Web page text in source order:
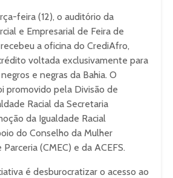
feira (12), o auditório da
e Empresarial de Feira de
a oficina do CrediAfro,
voltada exclusivamente para
e negras da Bahia. O
promovido pela Divisão de
Racial da Secretaria
da Igualdade Racial
do Conselho da Mulher
(CMEC) e da ACEFS.
é desburocratizar o acesso ao